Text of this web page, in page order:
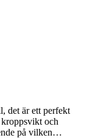
det är ett perfekt
och
på vilken…